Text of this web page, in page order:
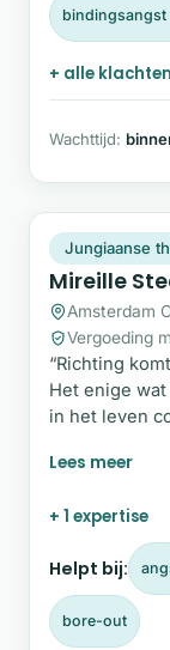
bindingsangst
+ alle klachten
Wachttijd:
Plek
Jungiaanse
Mireille
Amsterdam
Vergoeding
“Richting
Het enige
in het leven
Steenkamer.
bedding
diepere
+ 1 expertise
Helpt bij:
bore-out